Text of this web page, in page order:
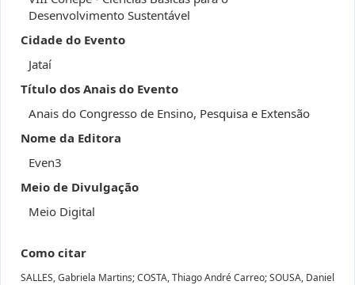
Desenvolvimento Sustentável
Cidade do Evento
Jataí
Título dos Anais do Evento
Anais do Congresso de Ensino, Pesquisa e Extensão
Nome da Editora
Even3
Meio de Divulgação
Meio Digital
Como citar
SALLES, Gabriela Martins; COSTA, Thiago André Carreo; SOUSA, Daniel